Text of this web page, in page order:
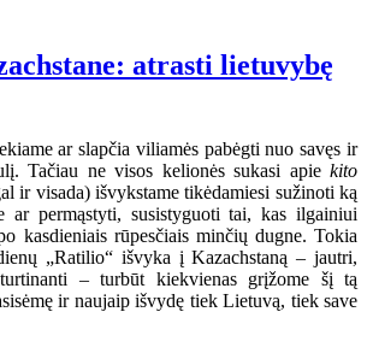
atrasti lietuvybę
ar slapčia viliamės pabėgti nuo savęs ir
Tačiau ne visos kelionės sukasi apie kito
ir visada) išvykstame tikėdamiesi sužinoti ką
ar permąstyti, susistyguoti tai, kas ilgainiui
kasdieniais rūpesčiais minčių dugne. Tokia
„Ratilio“ išvyka į Kazachstaną – jautri,
– turbūt kiekvienas grįžome šį tą
ir naujaip išvydę tiek Lietuvą, tiek save